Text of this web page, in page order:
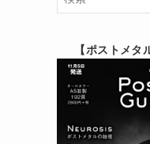
【ポストメタ